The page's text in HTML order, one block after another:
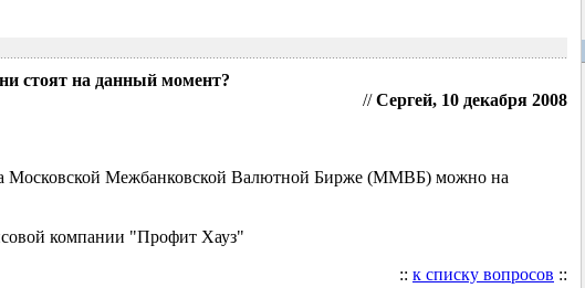
стоят на данный момент?
//Сергей, 10 декабря 2008
Московской Межбанковской Валютной Бирже (ММВБ) можно на
компании "Профит Хауз"
:: к списку вопросов ::